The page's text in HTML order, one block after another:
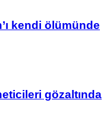
kendi ölümünde
gözaltında